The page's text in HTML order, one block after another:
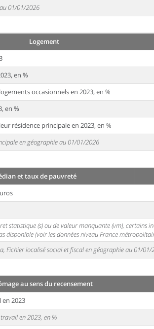
01/01/2026
Logement
en %
occasionnels en 2023, en %
en %
résidence principale en 2023, en %
en géographie au 01/01/2026
et taux de pauvreté
statistique (s) ou de valeur manquante (vm), certains
disponible (voir les données niveau France
Fichier localisé social et fiscal en géographie au 01/01/
au sens du recensement
2023
en 2023, en %